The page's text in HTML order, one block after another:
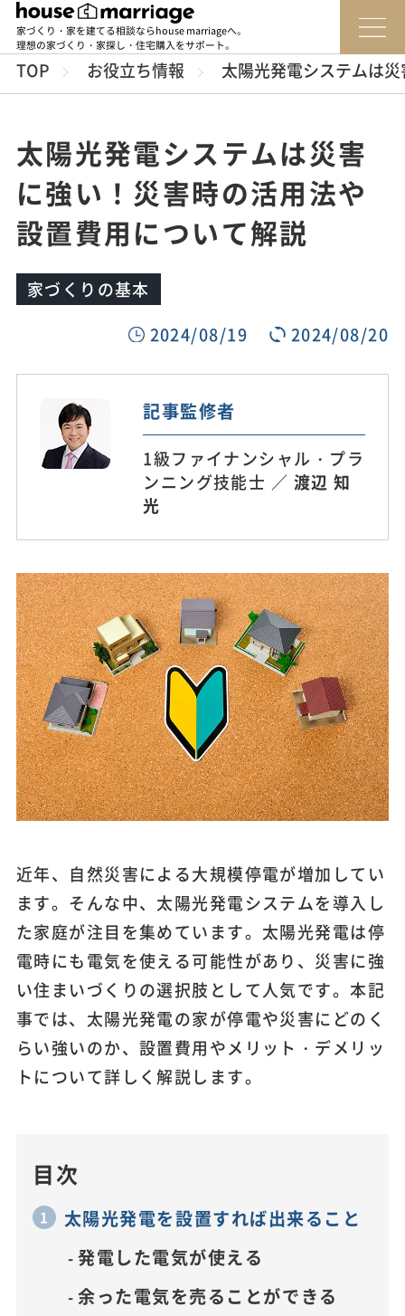
家づくり・家を建てる相談ならhouse marriageへ。
理想の家づくり・家探し・住宅購入をサポート。
TOP お役立ち情報 太陽光発電システムは
太陽光発電システムは災害
に強い！災害時の活用法や
設置費用について解説
家づくりの基本
2024/08/19
2024/08/20
記事監修者
1級ファイナンシャル・プラ
ンニング技能士 ／ 渡辺 知
光
近年、自然災害による大規模停電が増加してい
ます。そんな中、太陽光発電システムを導入し
た家庭が注目を集めています。太陽光発電は停
電時にも電気を使える可能性があり、災害に強
い住まいづくりの選択肢として人気です。本記
事では、太陽光発電の家が停電や災害にどのく
らい強いのか、設置費用やメリット・デメリッ
トについて詳しく解説します。
目次
太陽光発電を設置すれば出来ること
発電した電気が使える
余った電気を売ることができる